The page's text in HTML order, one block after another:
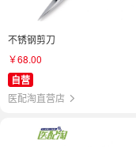
不锈钢剪刀
￥68.00
自营
医配淘直营店